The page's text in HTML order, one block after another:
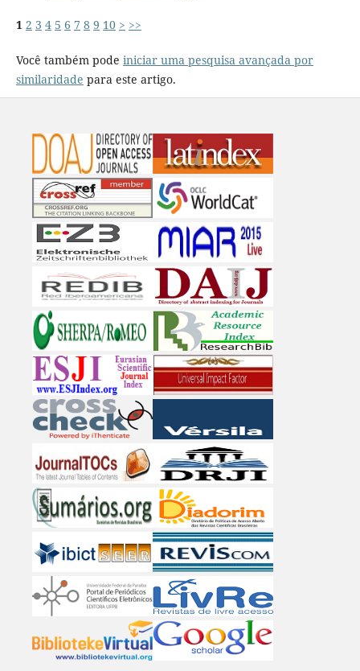
1 2 3 4 5 6 7 8 9 10 > >>
Você também pode iniciar uma pesquisa avançada por
similaridade para este artigo.